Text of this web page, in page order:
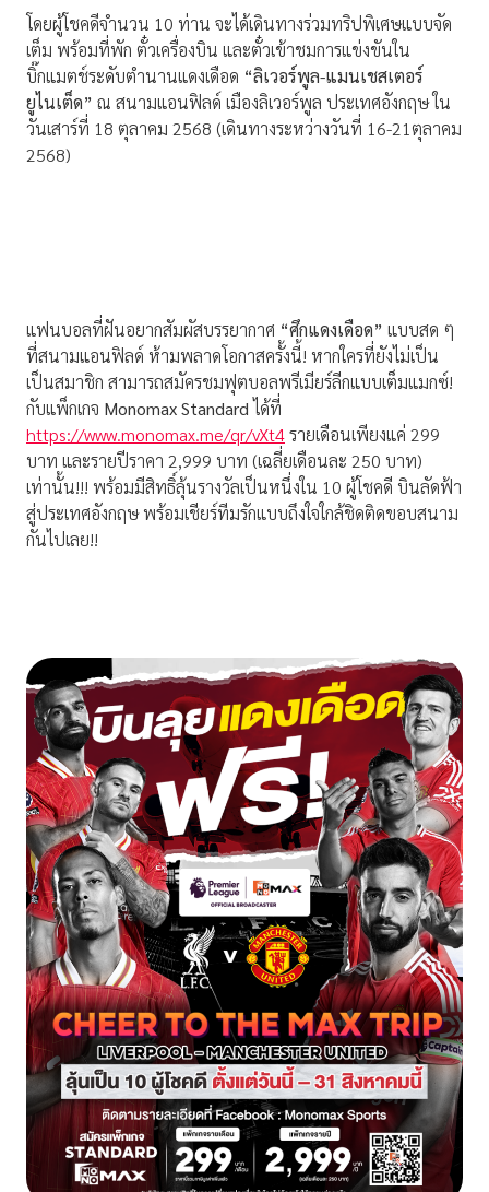
โดยผู้โชคดีจำนวน 10 ท่าน จะได้เดินทางร่วมทริปพิเศษแบบจัด
เต็ม พร้อมที่พัก ตั๋วเครื่องบิน และตั๋วเข้าชมการแข่งขันใน
บิ๊กแมตช์ระดับตำนานแดงเดือด “ลิเวอร์พูล-แมนเชสเตอร์
ยูไนเต็ด” ณ สนามแอนฟิลด์ เมืองลิเวอร์พูล ประเทศอังกฤษ ใน
วันเสาร์ที่ 18 ตุลาคม 2568 (เดินทางระหว่างวันที่ 16-21ตุลาคม
2568)
แฟนบอลที่ฝันอยากสัมผัสบรรยากาศ “ศึกแดงเดือด” แบบสด ๆ
ที่สนามแอนฟิลด์ ห้ามพลาดโอกาสครั้งนี้! หากใครที่ยังไม่เป็น
เป็นสมาชิก สามารถสมัครชมฟุตบอลพรีเมียร์ลีกแบบเต็มแมกซ์!
กับแพ็กเกจ Monomax Standardได้ที่
https://www.monomax.me/qr/vXt4รายเดือนเพียงแค่ 299
บาท และรายปีราคา 2,999 บาท (เฉลี่ยเดือนละ 250 บาท)
เท่านั้น!!! พร้อมมีสิทธิ์ลุ้นรางวัลเป็นหนึ่งใน 10 ผู้โชคดี บินลัดฟ้า
สู่ประเทศอังกฤษ พร้อมเชียร์ทีมรักแบบถึงใจใกล้ชิดติดขอบสนาม
กันไปเลย!!